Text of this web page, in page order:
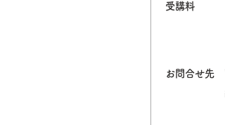
受講料
お問合せ先